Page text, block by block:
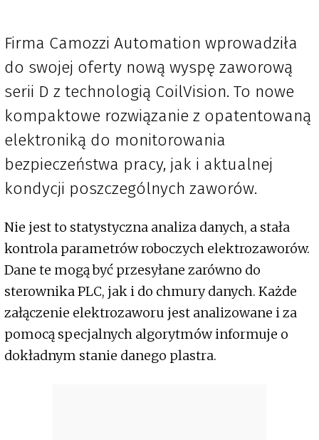
Firma Camozzi Automation wprowadziła
do swojej oferty nową wyspę zaworową
serii D z technologią CoilVision. To nowe
kompaktowe rozwiązanie z opatentowaną
elektroniką do monitorowania
bezpieczeństwa pracy, jak i aktualnej
kondycji poszczególnych zaworów.
Nie jest to statystyczna analiza danych, a stała
kontrola parametrów roboczych elektrozaworów.
Dane te mogą być przesyłane zarówno do
sterownika PLC, jak i do chmury danych. Każde
załączenie elektrozaworu jest analizowane i za
pomocą specjalnych algorytmów informuje o
dokładnym stanie danego plastra.